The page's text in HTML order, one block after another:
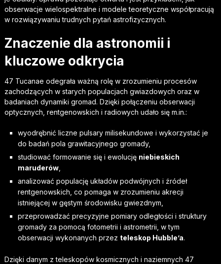
obserwacje wielospektralne i modele teoretyczne współpracują
w rozwiązywaniu trudnych pytań astrofizycznych.
Znaczenie dla astronomii i
kluczowe odkrycia
47 Tucanae odegrała ważną rolę w zrozumieniu procesów
zachodzących w starych populacjach gwiazdowych oraz w
badaniach dynamiki gromad. Dzięki połączeniu obserwacji
optycznych, rentgenowskich i radiowych udało się m.in.:
wyodrębnić liczne pulsary milisekundowe i wykorzystać je
do badań pola grawitacyjnego gromady,
studiować formowanie się i ewolucję niebieskich
maruderów,
analizować populację układów podwójnych i źródeł
rentgenowskich, co pomaga w zrozumieniu akrecji
istniejącej w gęstym środowisku gwiezdnym,
przeprowadzać precyzyjne pomiary odległości i struktury
gromady za pomocą fotometrii i astrometrii, w tym
obserwacji wykonanych przez teleskop Hubble’a.
Dzięki danym z teleskopów kosmicznych i naziemnych 47